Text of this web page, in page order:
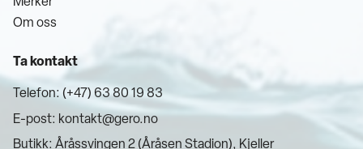
Om oss
Ta kontakt
Telefon: (+47) 63 80 19 83
E-post: kontakt@gero.no
Butikk: Åråssvingen 2 (Åråsen Stadion), Kjeller